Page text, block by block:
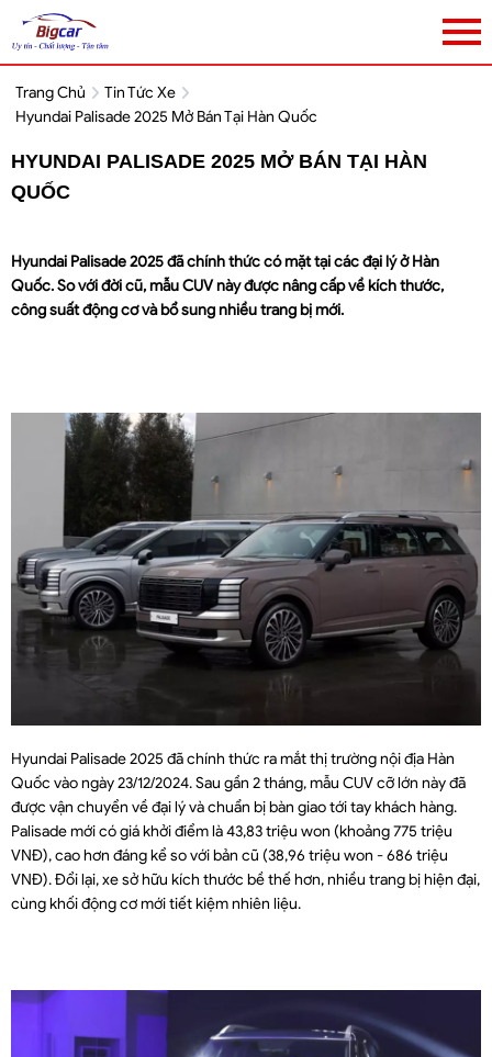
Trang Chủ
Tin Tức Xe
Hyundai Palisade 2025 Mở Bán Tại Hàn Quốc
HYUNDAI PALISADE 2025 MỞ BÁN TẠI HÀN
QUỐC
Hyundai Palisade 2025 đã chính thức có mặt tại các đại lý ở Hàn
Quốc. So với đời cũ, mẫu CUV này được nâng cấp về kích thước,
công suất động cơ và bổ sung nhiều trang bị mới.
Hyundai Palisade 2025 đã chính thức ra mắt thị trường nội địa Hàn
Quốc vào ngày 23/12/2024. Sau gần 2 tháng, mẫu CUV cỡ lớn này đã
được vận chuyển về đại lý và chuẩn bị bàn giao tới tay khách hàng.
Palisade mới có giá khởi điểm là 43,83 triệu won (khoảng 775 triệu
VNĐ), cao hơn đáng kể so với bản cũ (38,96 triệu won - 686 triệu
VNĐ). Đổi lại, xe sở hữu kích thước bề thế hơn, nhiều trang bị hiện đại,
cùng khối động cơ mới tiết kiệm nhiên liệu.